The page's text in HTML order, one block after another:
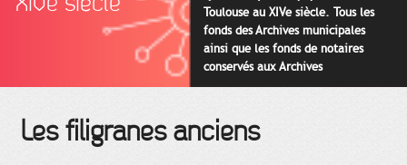
Toulouse au XIVe siècle. Tous les
fonds des Archives municipales
ainsi que les fonds de notaires
conservés aux Archives
départementales pour cette
Les filigranes anciens